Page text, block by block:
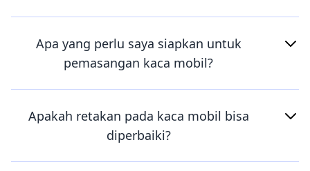
Apa yang perlu saya siapkan untuk
pemasangan kaca mobil?
Apakah retakan pada kaca mobil bisa
diperbaiki?